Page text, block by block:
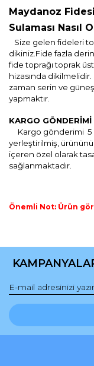
Maydanoz
Sulaması Nasıl
Size gelen fideleri
dikiniz.Fide fazla
fide toprağı toprak
hizasında
zaman serin ve
yapmaktır.
KARGO
Kargo gönderimi 5
yerleştirilmiş,
içeren özel olarak
sağlanmaktadır.
Önemli Not: Ürün
konularda yetersiz
Görüş ve
Ürün resmi
Ürün
Ürün fiyatı diğer